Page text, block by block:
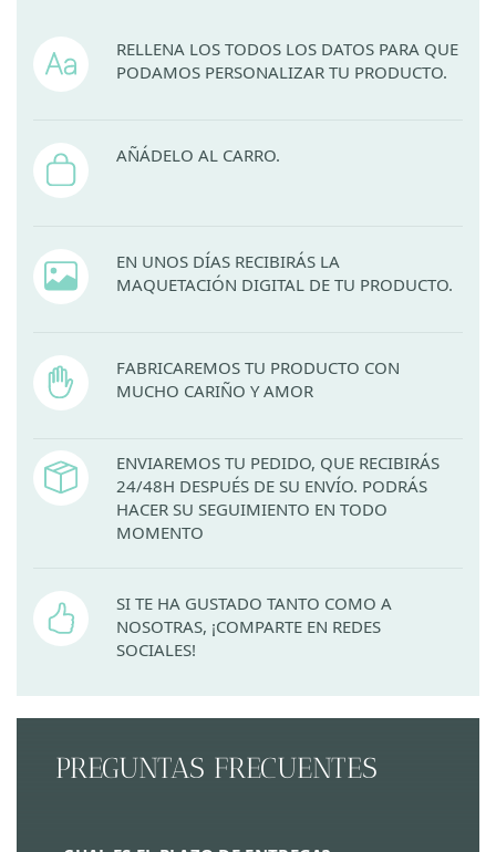
RELLENA LOS TODOS LOS DATOS PARA QUE
PODAMOS PERSONALIZAR TU PRODUCTO.
AÑÁDELO AL CARRO.
EN UNOS DÍAS RECIBIRÁS LA
MAQUETACIÓN DIGITAL DE TU PRODUCTO.
FABRICAREMOS TU PRODUCTO CON
MUCHO CARIÑO Y AMOR
ENVIAREMOS TU PEDIDO, QUE RECIBIRÁS
24/48H DESPUÉS DE SU ENVÍO. PODRÁS
HACER SU SEGUIMIENTO EN TODO
MOMENTO
SI TE HA GUSTADO TANTO COMO A
NOSOTRAS, ¡COMPARTE EN REDES
SOCIALES!
PREGUNTAS FRECUENTES